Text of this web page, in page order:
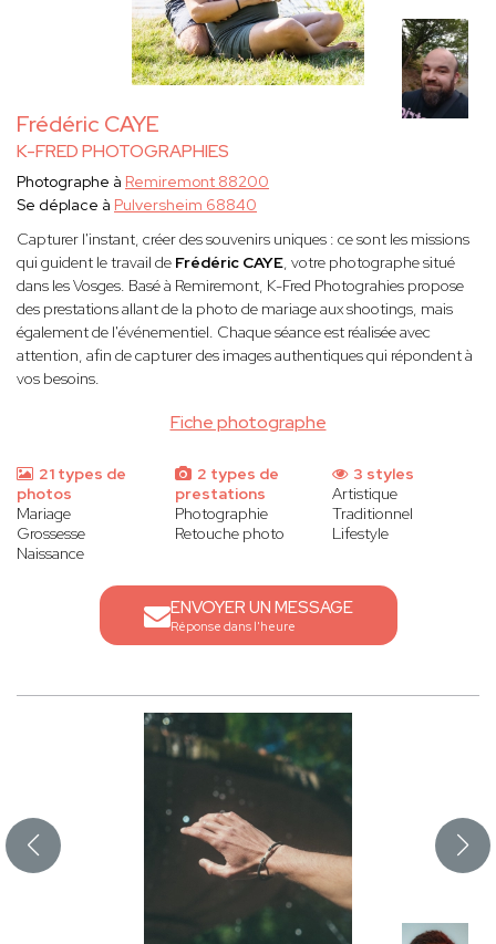
Frédéric CAYE
K-FRED PHOTOGRAPHIES
Fiche photographe
Photographe à Remiremont 88200
Se déplace à Pulversheim 68840
Capturer l'instant, créer des souvenirs uniques : ce sont les missions
qui guident le travail de Frédéric CAYE, votre photographe situé
dans les Vosges. Basé à Remiremont, K-Fred Photograhies propose
des prestations allant de la photo de mariage aux shootings, mais
également de l'événementiel. Chaque séance est réalisée avec
attention, afin de capturer des images authentiques qui répondent à
vos besoins.
21 types de
photos
Mariage
Grossesse
Naissance
2 types de
prestations
Photographie
Retouche photo
3 styles
Artistique
Traditionnel
Lifestyle
ENVOYER UN MESSAGE
Réponse dans l'heure